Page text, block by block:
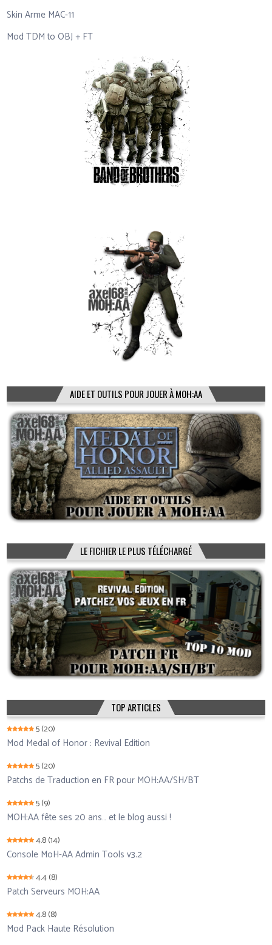
Skin Arme MAC-11
Mod TDM to OBJ + FT
AIDE ET OUTILS POUR JOUER À MOH:AA
LE FICHIER LE PLUS TÉLÉCHARGÉ
TOP ARTICLES
5(20)
Mod Medal of Honor : Revival Edition
5(20)
Patchs de Traduction en FR pour MOH:AA/SH/BT
5(9)
MOH:AA fête ses 20 ans… et le blog aussi !
4.8(14)
Console MoH-AA Admin Tools v3.2
4.4(8)
Patch Serveurs MOH:AA
4.8(8)
Mod Pack Haute Résolution